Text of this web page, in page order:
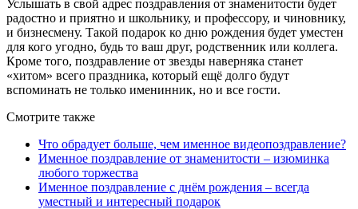
Услышать в свой адрес поздравления от знаменитости будет
радостно и приятно и школьнику, и профессору, и чиновнику,
и бизнесмену. Такой подарок ко дню рождения будет уместен
для кого угодно, будь то ваш друг, родственник или коллега.
Кроме того, поздравление от звезды наверняка станет
«хитом» всего праздника, который ещё долго будут
вспоминать не только именинник, но и все гости.
Смотрите также
Что обрадует больше, чем именное видеопоздравление?
Именное поздравление от знаменитости – изюминка
любого торжества
Именное поздравление с днём рождения – всегда
уместный и интересный подарок